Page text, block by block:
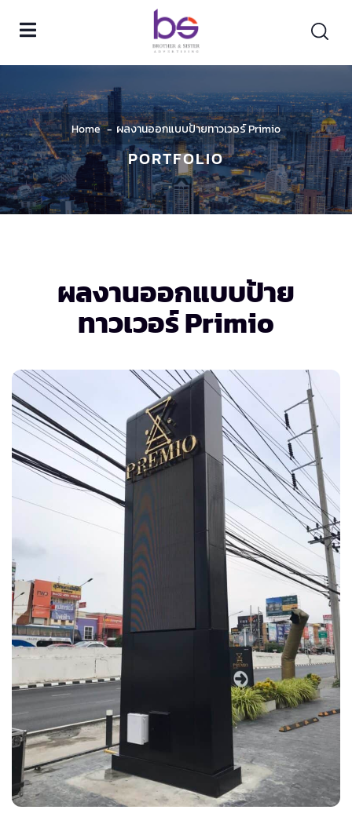
Home ผลงานออกแบบป้ายทาวเวอร์ Primio
PORTFOLIO
ผลงานออกแบบป้าย
ทาวเวอร์ Primio